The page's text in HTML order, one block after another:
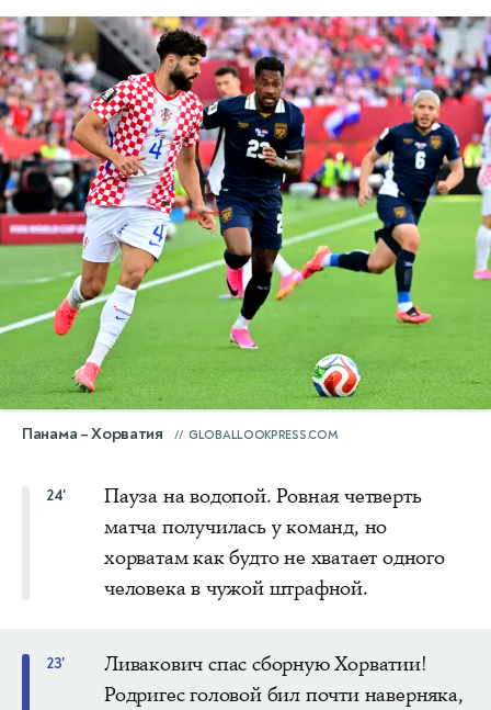
Панама – Хорватия GLOBALLOOKPRESS.COM
24'
Пауза на водопой. Ровная четверть
матча получилась у команд, но
хорватам как будто не хватает одного
человека в чужой штрафной.
23'
Ливакович спас сборную Хорватии!
Родригес головой бил почти наверняка,